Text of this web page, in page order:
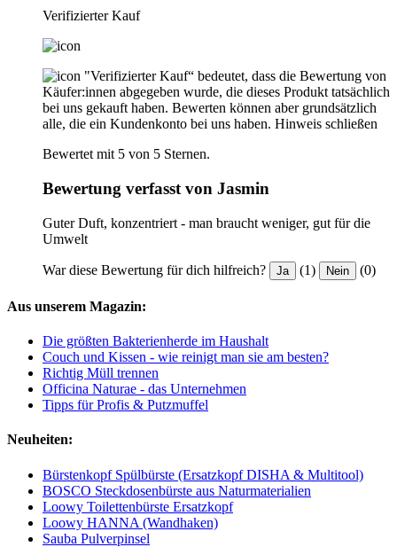
Verifizierter Kauf
"Verifizierter Kauf“ bedeutet, dass die Bewertung von
Käufer:innen abgegeben wurde, die dieses Produkt tatsächlich
bei uns gekauft haben. Bewerten können aber grundsätzlich
alle, die ein Kundenkonto bei uns haben. Hinweis schließen
Bewertet mit 5 von 5 Sternen.
Bewertung verfasst von Jasmin
Guter Duft, konzentriert - man braucht weniger, gut für die
Umwelt
War diese Bewertung für dich hilfreich? Ja (1) Nein (0)
Aus unserem Magazin:
Die größten Bakterienherde im Haushalt
Couch und Kissen - wie reinigt man sie am besten?
Richtig Müll trennen
Officina Naturae - das Unternehmen
Tipps für Profis & Putzmuffel
Neuheiten:
Bürstenkopf Spülbürste (Ersatzkopf DISHA & Multitool)
BOSCO Steckdosenbürste aus Naturmaterialien
Loowy Toilettenbürste Ersatzkopf
Loowy HANNA (Wandhaken)
Sauba Pulverpinsel